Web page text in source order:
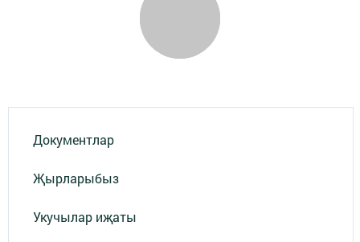
Документлар
Җырларыбыз
Укучылар иҗаты